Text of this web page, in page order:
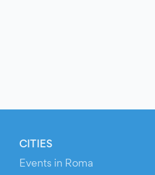
CITIES
Events in Roma